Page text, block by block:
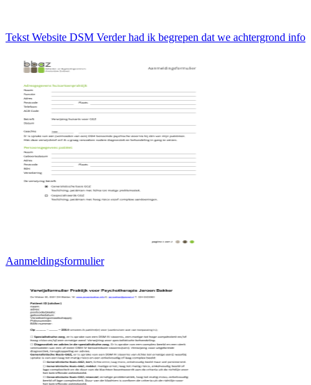
Tekst Website DSM Verder had ik begrepen dat we achtergrond info
Aanmeldingsformulier